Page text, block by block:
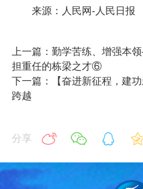
来源：人民网-人民日报
上一篇：勤学苦练、增强
担重任的栋梁之才⑥
下一篇：【奋进新征程，建
跨越
分享